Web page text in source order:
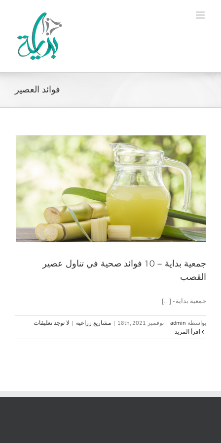
فوائد العصير
جمعية بداية – 10 فوائد صحية في تناول عصير
القصب
جمعية بداية - [...]
بواسطة admin
| نوفمبر 18th, 2021 | مشاريع زراعيه | لا توجد تعليقات